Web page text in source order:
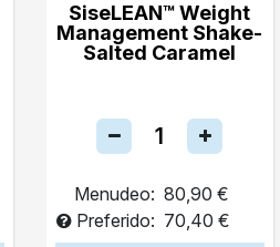
SiseLEAN™ Weight
Management Shake-
Salted Caramel
Menudeo: 80,90 €
Preferido: 70,40 €